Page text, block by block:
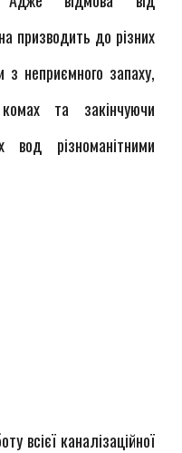
призводить до різних
з неприємного запаху,
та закінчуючи
вод різноманітними
всієї каналізаційної